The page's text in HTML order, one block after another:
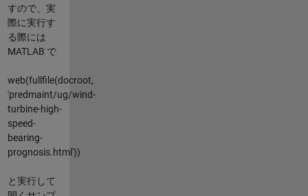
すので、実
際に実行す
る際には
MATLAB で
web(fullfile(docroot,
'predmaint/ug/wind-
turbine-high-
speed-
bearing-
prognosis.html'))
と実行して